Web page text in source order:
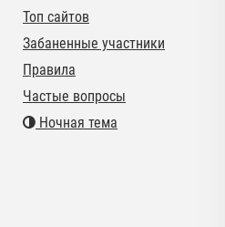
Топ сайтов
Забаненные участники
Правила
Частые вопросы
Ночная тема